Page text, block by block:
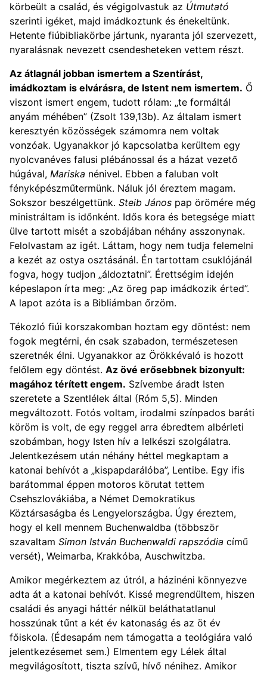
körbeült a család, és végigolvastuk az Útmutató
szerinti igéket, majd imádkoztunk és énekeltünk.
Hetente fiúbibliakörbe jártunk, nyaranta jól szervezett,
nyaralásnak nevezett csendesheteken vettem részt.
Az átlagnál jobban ismertem a Szentírást,
imádkoztam is elvárásra, de Istent nem ismertem. Ő
viszont ismert engem, tudott rólam: „te formáltál
anyám méhében” (Zsolt 139,13b). Az általam ismert
keresztyén közösségek számomra nem voltak
vonzóak. Ugyanakkor jó kapcsolatba kerültem egy
nyolcvanéves falusi plébánossal és a házat vezető
húgával, Mariska nénivel. Ebben a faluban volt
fényképészműtermünk. Náluk jól éreztem magam.
Sokszor beszélgettünk. Steib János pap örömére még
ministráltam is időnként. Idős kora és betegsége miatt
ülve tartott misét a szobájában néhány asszonynak.
Felolvastam az igét. Láttam, hogy nem tudja felemelni
a kezét az ostya osztásánál. Én tartottam csuklójánál
fogva, hogy tudjon „áldoztatni”. Érettségim idején
képeslapon írta meg: „Az öreg pap imádkozik érted”.
A lapot azóta is a Bibliámban őrzöm.
Tékozló fiúi korszakomban hoztam egy döntést: nem
fogok megtérni, én csak szabadon, természetesen
szeretnék élni. Ugyanakkor az Örökkévaló is hozott
felőlem egy döntést. Az övé erősebbnek bizonyult:
magához térített engem. Szívembe áradt Isten
szeretete a Szentlélek által (Róm 5,5). Minden
megváltozott. Fotós voltam, irodalmi színpados baráti
köröm is volt, de egy reggel arra ébredtem albérleti
szobámban, hogy Isten hív a lelkészi szolgálatra.
Jelentkezésem után néhány héttel megkaptam a
katonai behívót a „kispapdarálóba”, Lentibe. Egy ifis
barátommal éppen motoros körutat tettem
Csehszlovákiába, a Német Demokratikus
Köztársaságba és Lengyelországba. Úgy éreztem,
hogy el kell mennem Buchenwaldba (többször
szavaltam Simon István Buchenwaldi rapszódia című
versét), Weimarba, Krakkóba, Auschwitzba.
Amikor megérkeztem az útról, a házinéni könnyezve
adta át a katonai behívót. Kissé megrendültem, hiszen
családi és anyagi háttér nélkül beláthatatlanul
hosszúnak tűnt a két év katonaság és az öt év
főiskola. (Édesapám nem támogatta a teológiára való
jelentkezésemet sem.) Elmentem egy Lélek által
megvilágosított, tiszta szívű, hívő nénihez. Amikor